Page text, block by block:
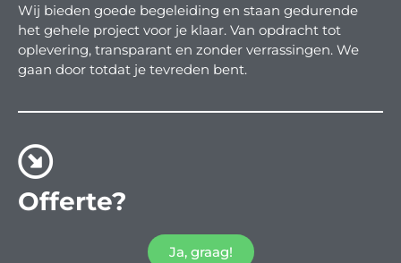
Wij bieden goede begeleiding en staan gedurende
het gehele project voor je klaar. Van opdracht tot
oplevering, transparant en zonder verrassingen. We
gaan door totdat je tevreden bent.
Offerte?
Ja, graag!